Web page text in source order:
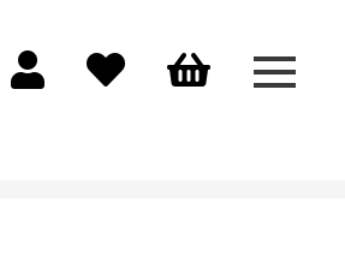
Menü